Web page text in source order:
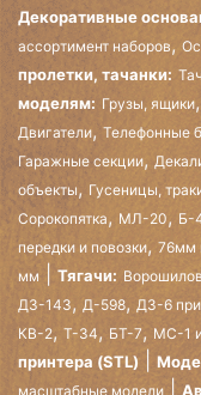
Декоративные
ассортимент наборов,
пролетки, тачанки:
моделям: Грузы, ящики,
Двигатели, Телефонные
Гаражные секции,
объекты, Гусеницы,
Сорокопятка, МЛ-20, Б-
передки и повозки, 76мм
мм
Тягачи:
ДЗ-143, Д-598, ДЗ-6
КВ-2, Т-34, БТ-7, МС-1
принтера (STL)
масштабные модели